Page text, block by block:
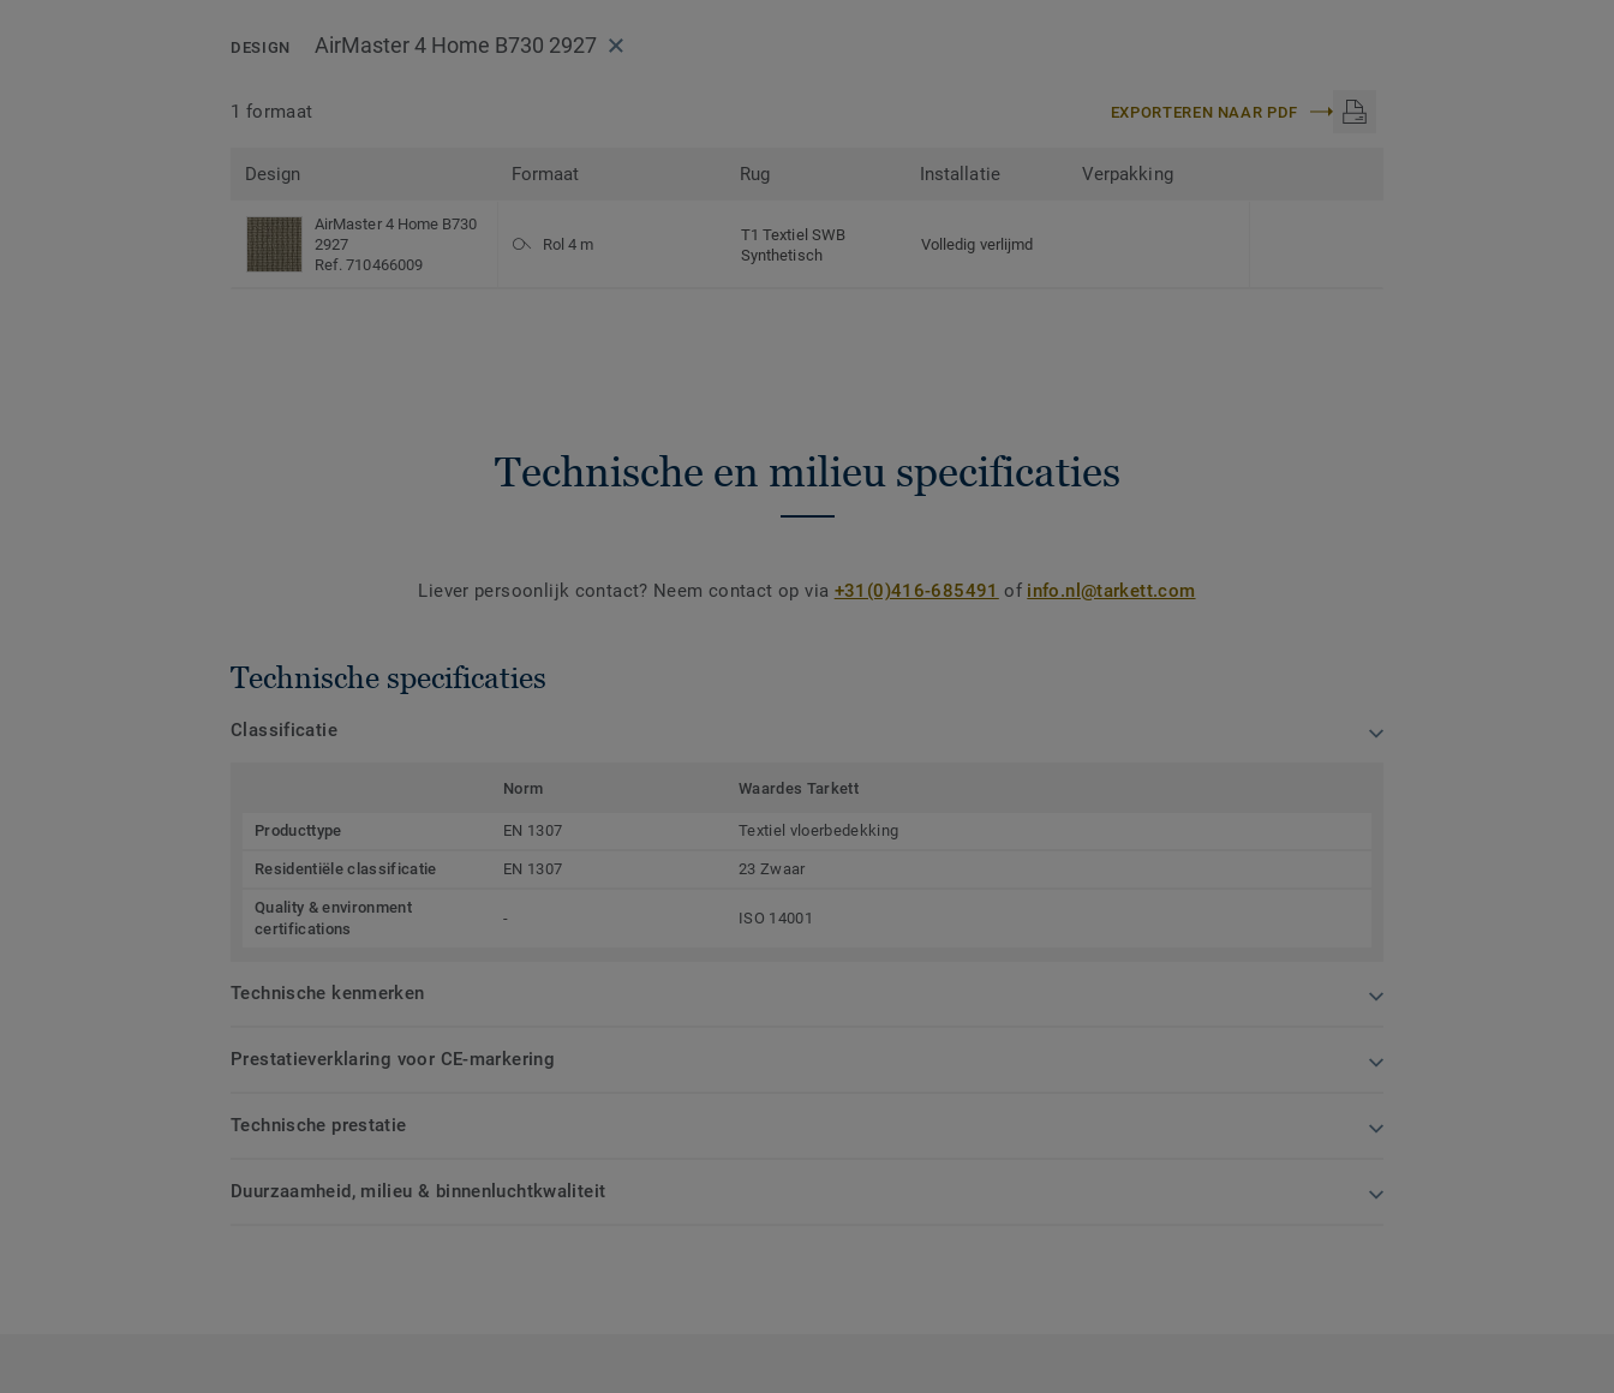
DESIGN AirMaster 4 Home B730 2927
1 formaat EXPORTEREN NAAR PDF
Design Formaat Rug Installatie Verpakking
AirMaster 4 Home B730
2927
Ref. 710466009
Rol 4 m
T1 Textiel SWB
Synthetisch
Volledig verlijmd
Technische en milieu specificaties
Liever persoonlijk contact? Neem contact op via +31(0)416-685491 of info.nl@tarkett.com
Technische specificaties
Classificatie
Norm Waardes Tarkett
Producttype EN 1307 Textiel vloerbedekking
Residentiële classificatie EN 1307 23 Zwaar
Quality & environment
certifications
- ISO 14001
Technische kenmerken
Prestatieverklaring voor CE-markering
Technische prestatie
Duurzaamheid, milieu & binnenluchtkwaliteit